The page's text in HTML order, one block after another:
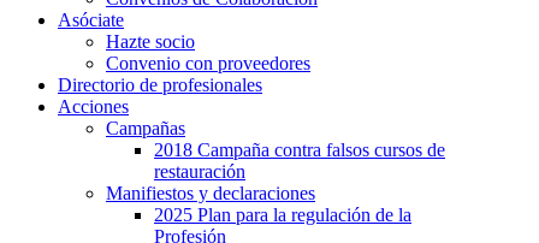
Asóciate
Hazte socio
Convenio con proveedores
Directorio de profesionales
Acciones
Campañas
2018 Campaña contra falsos cursos de
restauración
Manifiestos y declaraciones
2025 Plan para la regulación de la
Profesión